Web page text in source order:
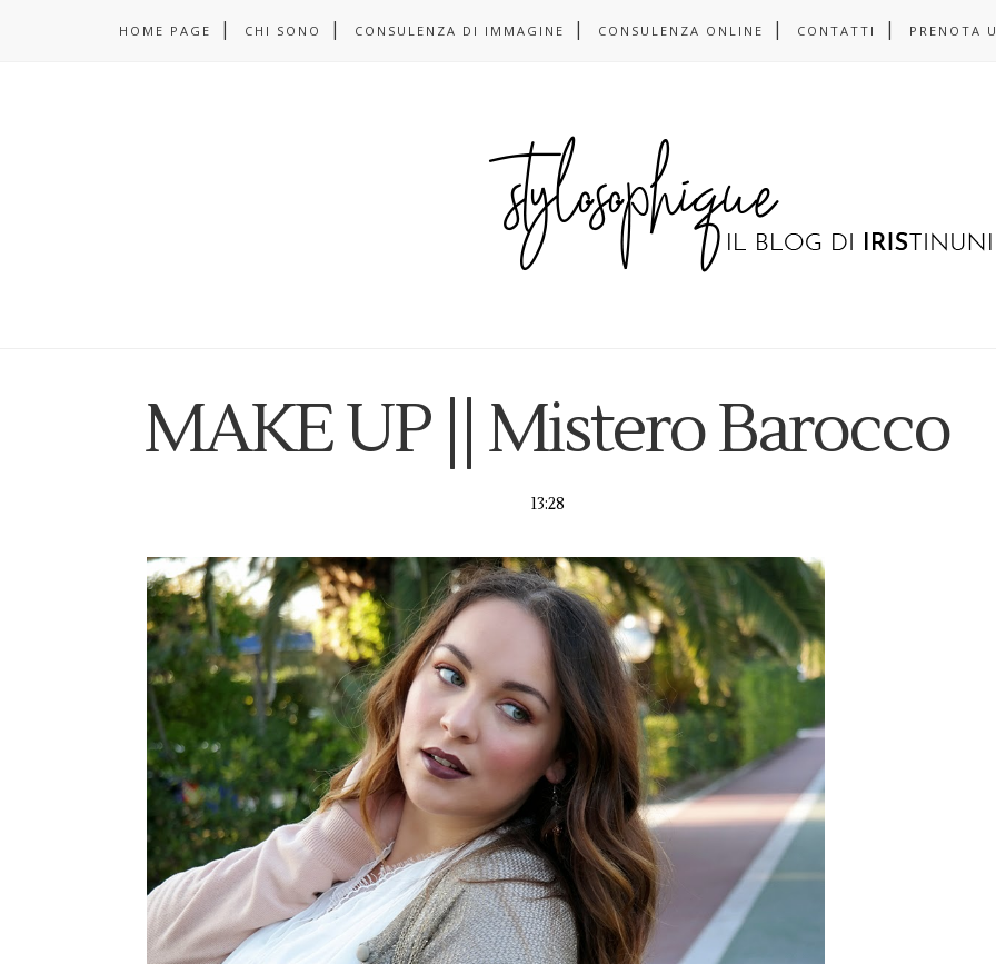
HOME PAGE CHI SONO CONSULENZA DI IMMAGINE CONSULENZA ONLINE CONTATTI PRENOTA
MAKE UP || Mistero Barocco
13:28